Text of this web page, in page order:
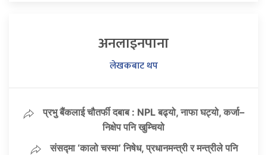
अनलाइनपाना
लेखकबाट थप
प्रभु बैंकलाई चौतर्फी दबाब : NPL बढ्यो, नाफा घट्यो, कर्जा–
निक्षेप पनि खुम्चियो
संसद्मा ‘कालो चस्मा’ निषेध, प्रधानमन्त्री र मन्त्रीले पनि